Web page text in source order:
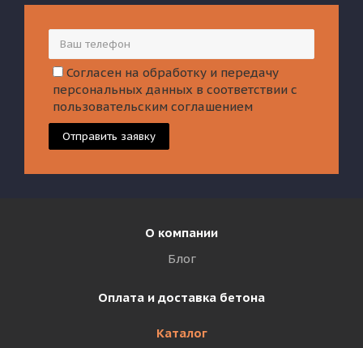
Согласен на обработку и передачу
персональных данных в соответствии с
пользовательским соглашением
Отправить заявку
О компании
Блог
Оплата и доставка бетона
Каталог